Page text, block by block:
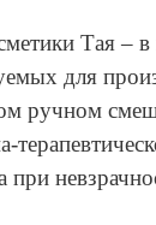
Тая –
для
ручном
при